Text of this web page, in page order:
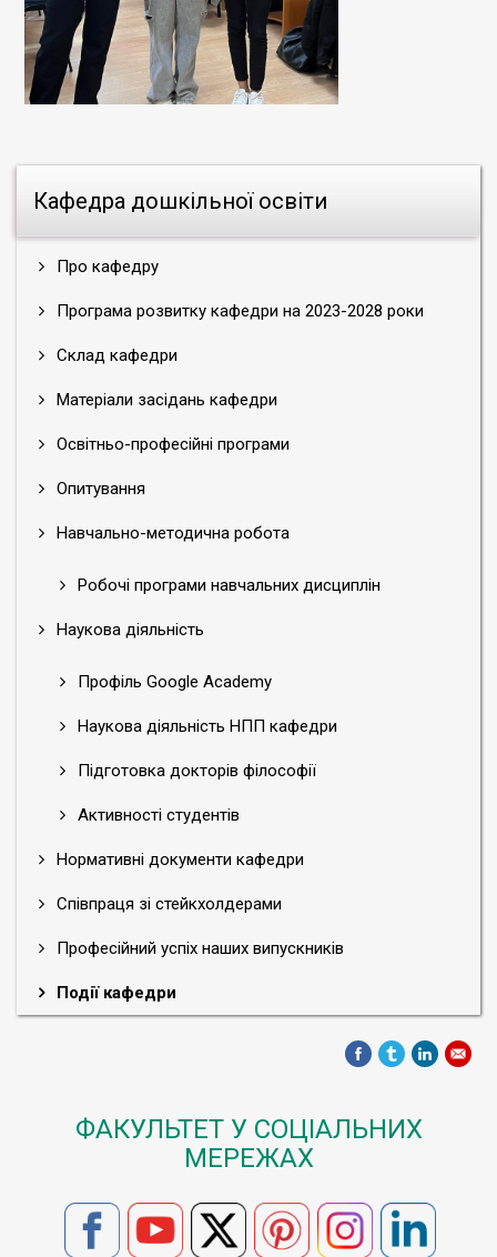
Кафедра дошкільної освіти
Про кафедру
Програма розвитку кафедри на 2023-2028 роки
Склад кафедри
Матеріали засідань кафедри
Освітньо-професійні програми
Опитування
Навчально-методична робота
Робочі програми навчальних дисциплін
Наукова діяльність
Профіль Google Academy
Наукова діяльність НПП кафедри
Підготовка докторів філософії
Активності студентів
Нормативні документи кафедри
Співпраця зі стейкхолдерами
Професійний успіх наших випускників
Події кафедри
ФАКУЛЬТЕТ У СОЦІАЛЬНИХ
МЕРЕЖАХ